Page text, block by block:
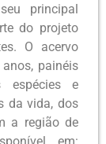
principal
do projeto
O acervo
painéis
espécies e
da vida, dos
a região de
em: